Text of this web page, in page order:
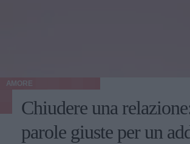
AMORE
Chiudere una
parole giuste per un